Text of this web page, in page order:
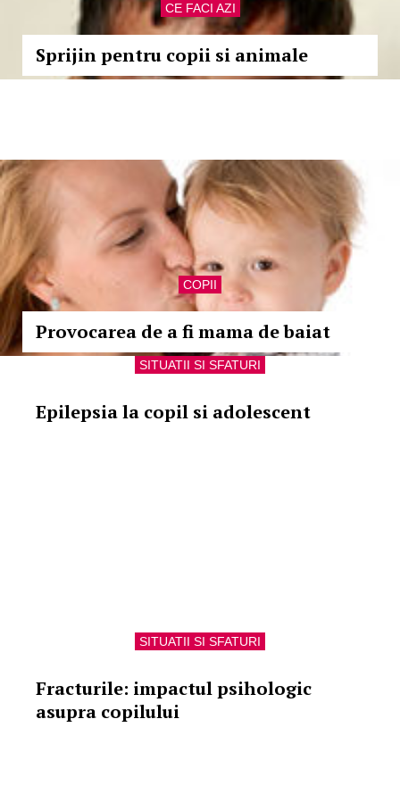
CE FACI AZI
Sprijin pentru copii si animale
COPII
Provocarea de a fi mama de baiat
SITUATII SI SFATURI
Epilepsia la copil si adolescent
SITUATII SI SFATURI
Fracturile: impactul psihologic
asupra copilului